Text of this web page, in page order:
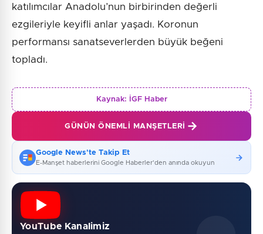
katılımcılar Anadolu’nun birbirinden değerli
ezgileriyle keyifli anlar yaşadı. Koronun
performansı sanatseverlerden büyük beğeni
topladı.
Kaynak: İGF Haber
GÜNÜN ÖNEMLI MANŞETLERI
Google News'te Takip Et
E-Manşet haberlerini Google Haberler'den anında okuyun
YouTube Kanalimiz